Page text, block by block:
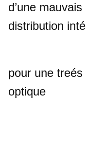
d’une
distribution
pour une
optique